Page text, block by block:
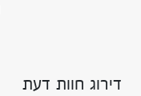
דירוג חוות דעת